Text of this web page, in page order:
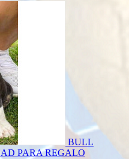
BULL
PARA REGALO